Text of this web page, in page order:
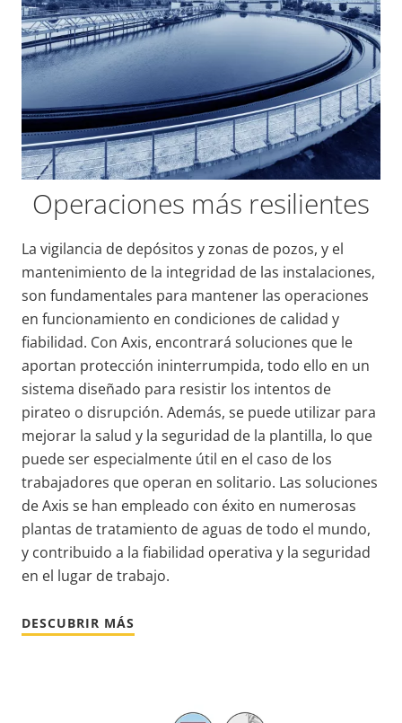
Operaciones más resilientes
La vigilancia de depósitos y zonas de pozos, y el
mantenimiento de la integridad de las instalaciones,
son fundamentales para mantener las operaciones
en funcionamiento en condiciones de calidad y
fiabilidad. Con Axis, encontrará soluciones que le
aportan protección ininterrumpida, todo ello en un
sistema diseñado para resistir los intentos de
pirateo o disrupción. Además, se puede utilizar para
mejorar la salud y la seguridad de la plantilla, lo que
puede ser especialmente útil en el caso de los
trabajadores que operan en solitario. Las soluciones
de Axis se han empleado con éxito en numerosas
plantas de tratamiento de aguas de todo el mundo,
y contribuido a la fiabilidad operativa y la seguridad
en el lugar de trabajo.
DESCUBRIR MÁS